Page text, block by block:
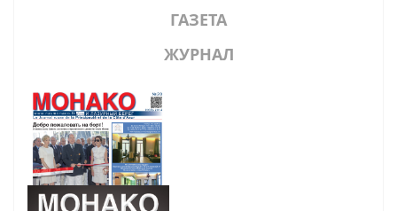
ГАЗЕТА
ЖУРНАЛ